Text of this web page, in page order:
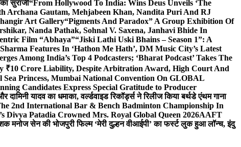
सुराजी“From Hollywood To India: Wins Deus Unveils ‘The
Archana Gautam, Mehjabeen Khan, Nandita Puri And RJ
Art Gallery“Pigments And Paradox” A Group Exhibition Of
Nanda Pathak, Sohnal V. Saxena, Janhavi Bhide In
Film “Abhaya”“Jiski Lathi Uski Bhains – Season 1”: A
Features In ‘Hathon Me Hath’, DM Music City’s Latest
Among India’s Top 4 Podcasters; ‘Bharat Podcast’ Takes The
₹10 Crore Liability, Despite Arbitration Award, High Court And
Princess, Mumbai National Convention On GLOBAL
Candidates Express Special Gratitude to Producer
दामिनी यादव का धमाका, वर्ल्डवाइड रिकॉर्ड्स ने रिलीज किया बर्थडे एंथम गाना
2nd International Bar & Bench Badminton Championship In
Divya Patadia Crowned Mrs. Royal Global Queen 2026AAFT
मनोज सेन की भोजपुरी फिल्म ‘मेरी दुल्हन वीआईपी’ का फर्स्ट लुक हुआ लॉन्च, इंदु